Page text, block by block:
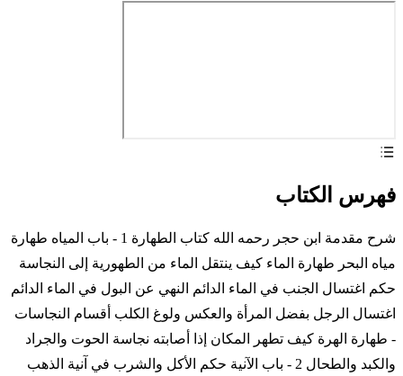
فهرس الكتاب
شرح مقدمة ابن حجر رحمه الله كتاب الطهارة 1 - باب المياه طهارة
مياه البحر طهارة الماء كيف ينتقل الماء من الطهورية إلى النجاسة
حكم اغتسال الجنب في الماء الدائم النهي عن البول في الماء الدائم
اغتسال الرجل بفضل المرأة والعكس ولوغ الكلب أقسام النجاسات
- طهارة الهرة كيف تطهر المكان إذا أصابته نجاسة الحوت والجراد
والكبد والطحال 2 - باب الآنية حكم الأكل والشرب في آنية الذهب